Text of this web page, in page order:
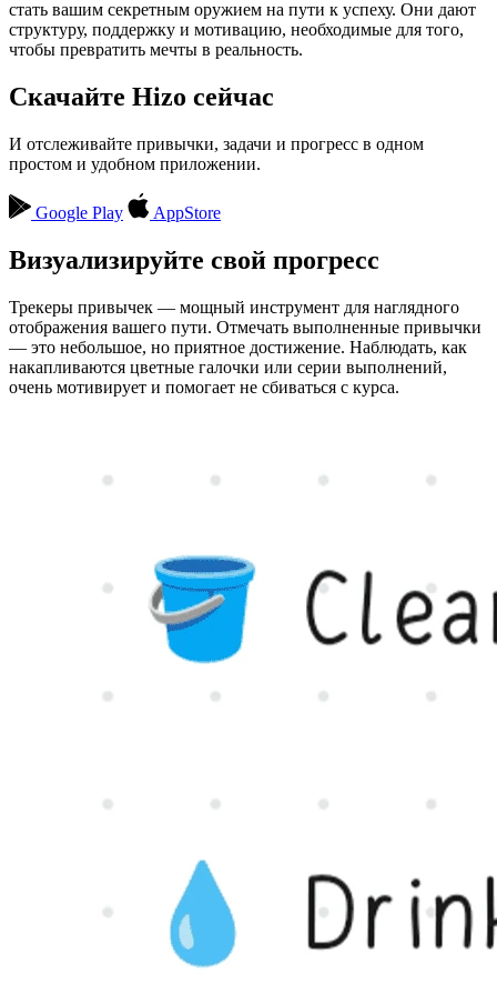
стать вашим секретным оружием на пути к успеху. Они дают
структуру, поддержку и мотивацию, необходимые для того,
чтобы превратить мечты в реальность.
Скачайте Hizo сейчас
И отслеживайте привычки, задачи и прогресс в одном
простом и удобном приложении.
Google Play AppStore
Визуализируйте свой прогресс
Трекеры привычек — мощный инструмент для наглядного
отображения вашего пути. Отмечать выполненные привычки
— это небольшое, но приятное достижение. Наблюдать, как
накапливаются цветные галочки или серии выполнений,
очень мотивирует и помогает не сбиваться с курса.